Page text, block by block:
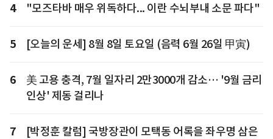
4 "모즈타바 매우 위독하다... 이란 수뇌부내 소문 파다"
5 [오늘의 운세] 8월 8일 토요일 (음력 6월 26일 甲寅)
6
美 고용 충격, 7월 일자리 2만3000개 감소… '9월 금리
인상' 제동 걸리나
7
[박정훈 칼럼] 국방장관이 모택동 어록을 좌우명 삼은